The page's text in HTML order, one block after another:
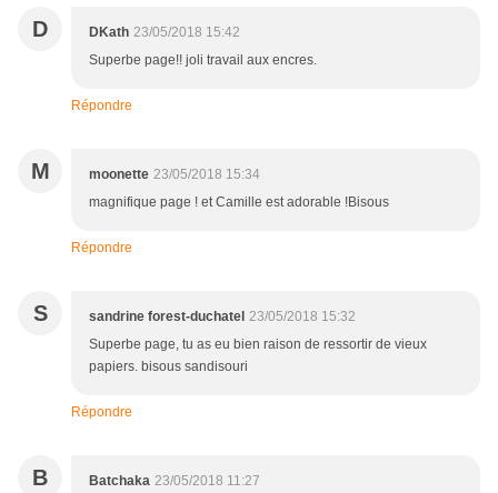
D DKath 23/05/2018 15:42
Superbe page!! joli travail aux encres.
Répondre
M moonette 23/05/2018 15:34
magnifique page ! et Camille est adorable !Bisous
Répondre
S sandrine forest-duchatel 23/05/2018 15:32
Superbe page, tu as eu bien raison de ressortir de vieux
papiers. bisous sandisouri
Répondre
B Batchaka 23/05/2018 11:27